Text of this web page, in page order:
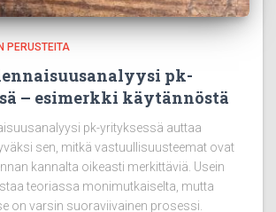
PERUSTEITA
pk-
– esimerkki käytännöstä
pk-yrityksessä auttaa
sen, mitkä vastuullisuusteemat ovat
kannalta oikeasti merkittäviä. Usein
teoriassa monimutkaiselta, mutta
on varsin suoraviivainen prosessi.